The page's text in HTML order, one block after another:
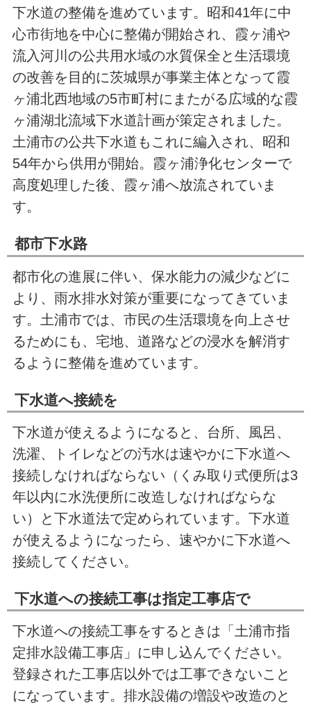
下水道の整備を進めています。昭和41年に中
心市街地を中心に整備が開始され、霞ヶ浦や
流入河川の公共用水域の水質保全と生活環境
の改善を目的に茨城県が事業主体となって霞
ヶ浦北西地域の5市町村にまたがる広域的な霞
ヶ浦湖北流域下水道計画が策定されました。
土浦市の公共下水道もこれに編入され、昭和
54年から供用が開始。霞ヶ浦浄化センターで
高度処理した後、霞ヶ浦へ放流されていま
す。
都市下水路
都市化の進展に伴い、保水能力の減少などに
より、雨水排水対策が重要になってきていま
す。土浦市では、市民の生活環境を向上させ
るためにも、宅地、道路などの浸水を解消す
るように整備を進めています。
下水道へ接続を
下水道が使えるようになると、台所、風呂、
洗濯、トイレなどの汚水は速やかに下水道へ
接続しなければならない（くみ取り式便所は3
年以内に水洗便所に改造しなければならな
い）と下水道法で定められています。下水道
が使えるようになったら、速やかに下水道へ
接続してください。
下水道への接続工事は指定工事店で
下水道への接続工事をするときは「土浦市指
定排水設備工事店」に申し込んでください。
登録された工事店以外では工事できないこと
になっています。排水設備の増設や改造のと